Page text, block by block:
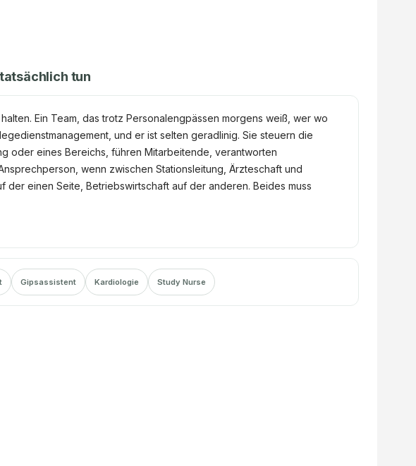
tun
Ein Team, das trotz Personalengpässen morgens weiß, wer wo
und er ist selten geradlinig. Sie steuern die
oder eines Bereichs, führen Mitarbeitende, verantworten
wenn zwischen Stationsleitung, Ärzteschaft und
der einen Seite, Betriebswirtschaft auf der anderen. Beides muss
Gipsassistent Kardiologie Study Nurse